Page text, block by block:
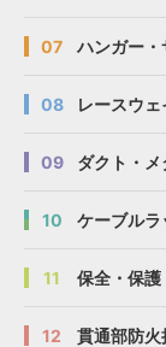
07 ハンガー・
08 レースウ
09 ダクト・
10 ケーブルラ
11 保全・保
12 貫通部防火